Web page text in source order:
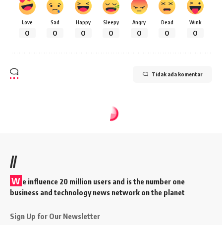
Love
0
Sad
0
Happy
0
Sleepy
0
Angry
0
Dead
0
Wink
0
Tidak ada komentar
//
W e influence 20 million users and is the number one
business and technology news network on the planet
Sign Up for Our Newsletter